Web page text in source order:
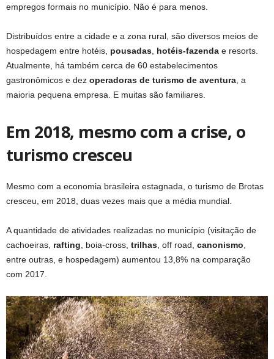
empregos formais no município. Não é para menos.
Distribuídos entre a cidade e a zona rural, são diversos meios de
hospedagem entre hotéis, pousadas, hotéis-fazenda e resorts.
Atualmente, há também cerca de 60 estabelecimentos
gastronômicos e dez operadoras de turismo de aventura, a
maioria pequena empresa. E muitas são familiares.
Em 2018, mesmo com a crise, o
turismo cresceu
Mesmo com a economia brasileira estagnada, o turismo de Brotas
cresceu, em 2018, duas vezes mais que a média mundial.
A quantidade de atividades realizadas no município (visitação de
cachoeiras, rafting, boia-cross, trilhas, off road, canonismo,
entre outras, e hospedagem) aumentou 13,8% na comparação
com 2017.